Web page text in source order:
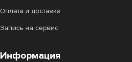
Оплата и доставка
Запись на сервис
Информация